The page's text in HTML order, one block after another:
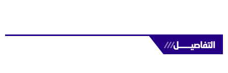
التفاصيــــــل///